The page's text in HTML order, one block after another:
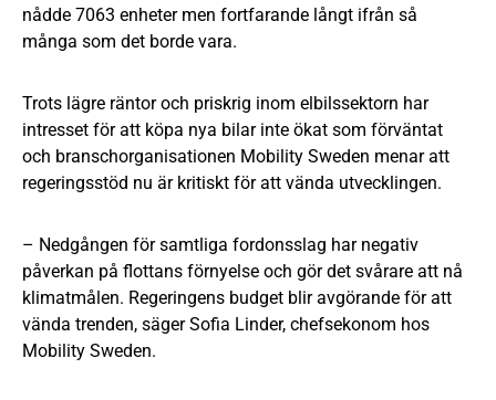
nådde 7063 enheter men fortfarande långt ifrån så
många som det borde vara.
Trots lägre räntor och priskrig inom elbilssektorn har
intresset för att köpa nya bilar inte ökat som förväntat
och branschorganisationen Mobility Sweden menar att
regeringsstöd nu är kritiskt för att vända utvecklingen.
– Nedgången för samtliga fordonsslag har negativ
påverkan på flottans förnyelse och gör det svårare att nå
klimatmålen. Regeringens budget blir avgörande för att
vända trenden, säger Sofia Linder, chefsekonom hos
Mobility Sweden.